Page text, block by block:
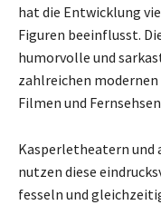
hat die Entwicklung
Figuren beeinflusst.
humorvolle und
zahlreichen
Filmen und
Kasperletheatern und
nutzen diese
fesseln und